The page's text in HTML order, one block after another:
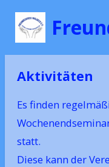
Zum
Hauptinhalt
Aktivitäten
Es finden
statt.
Diese kann der